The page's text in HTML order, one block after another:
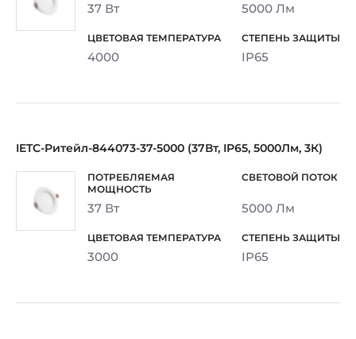
37 Вт 5000 Лм
4000 IP65
IETC-Ритейл-844073-37-5000 (37Вт, IP65, 5000Лм, 3К)
37 Вт 5000 Лм
3000 IP65